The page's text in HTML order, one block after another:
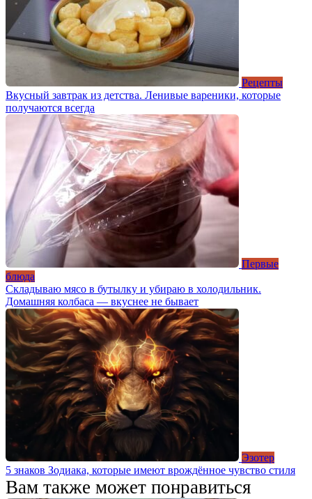
Рецепты
Вкусный завтрак из детства. Ленивые вареники, которые
получаются всегда
Первые
блюда
Складываю мясо в бутылку и убираю в холодильник.
Домашняя колбаса — вкуснее не бывает
Эзотер
5 знаков Зодиака, которые имеют врождённое чувство стиля
Вам также может понравиться